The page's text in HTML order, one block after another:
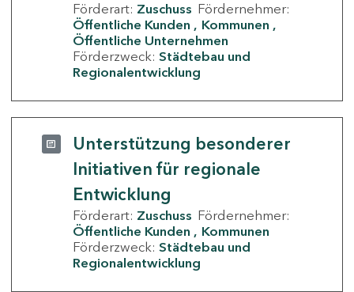
Förderart: Zuschuss Fördernehmer:
Öffentliche Kunden
Kommunen
Öffentliche Unternehmen
Förderzweck: Städtebau und
Regionalentwicklung
Unterstützung besonderer
Initiativen für regionale
Entwicklung
Förderart: Zuschuss Fördernehmer:
Öffentliche Kunden
Kommunen
Förderzweck: Städtebau und
Regionalentwicklung